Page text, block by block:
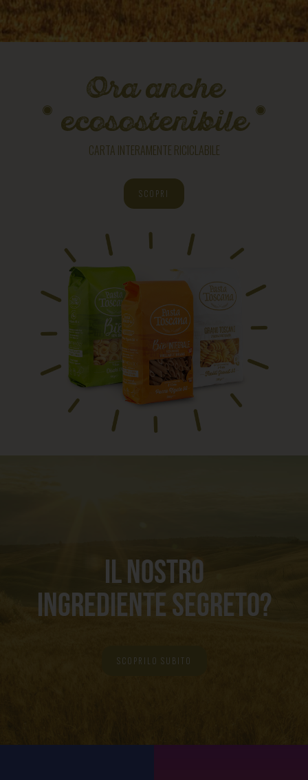
Ora anche
ecosostenibile
CARTA INTERAMENTE RICICLABILE
SCOPRI
IL NOSTRO
INGREDIENTE SEGRETO?
SCOPRILO SUBITO